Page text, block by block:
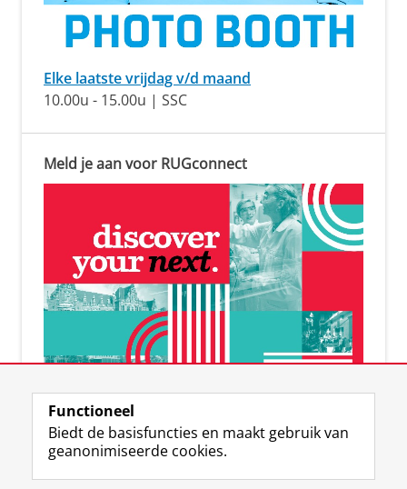
Elke laatste vrijdag v/d maand
10.00u - 15.00u | SSC
Meld je aan voor RUGconnect
De online RUG-community
Banen | connecties | events
Functioneel
Biedt de basisfuncties en maakt gebruik van
geanonimiseerde cookies.